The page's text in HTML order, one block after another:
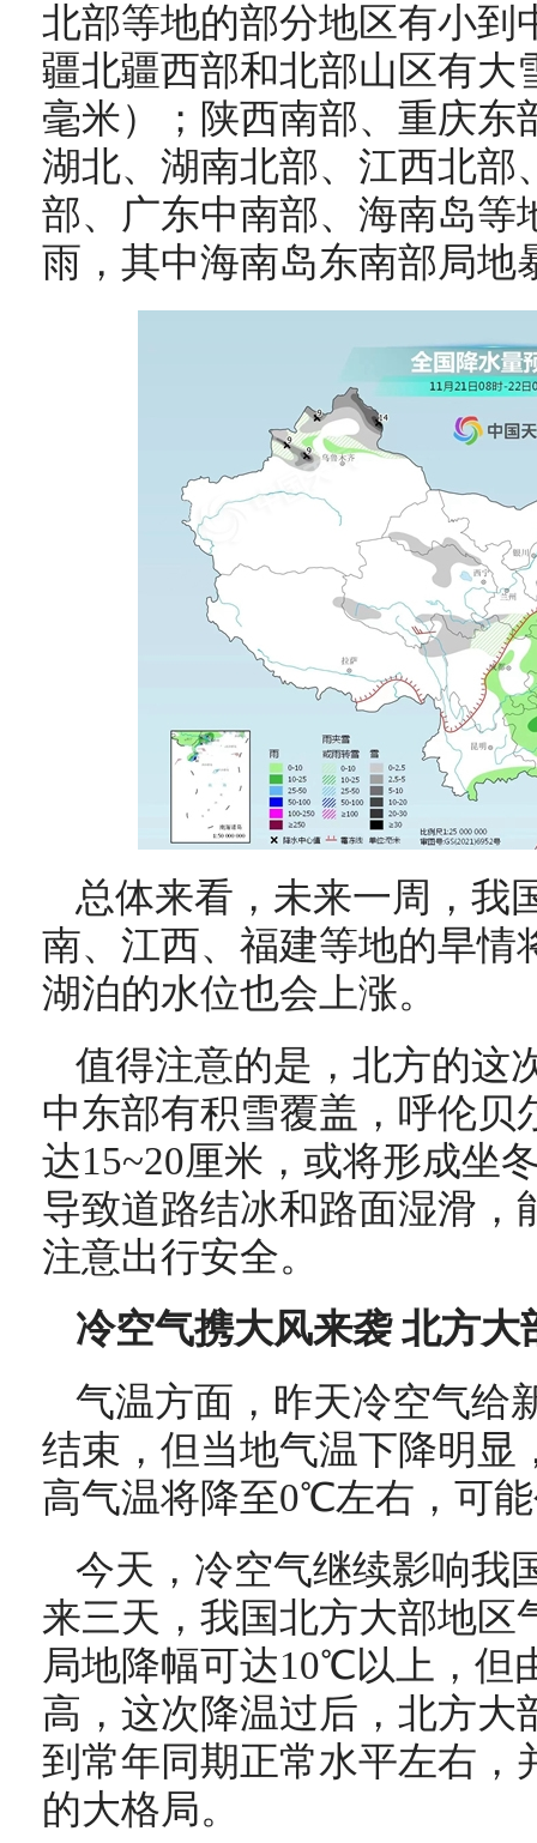
北部等地的部分地区有小到
疆北疆西部和北部山区有大
毫米）
； 陕西南部、 重庆东
湖北、湖南北部、江西北部
部、
广东中南部、海南岛等
雨 ， 其中海南岛东南部局地
总体来看，未来一周，我
南、江西、福建等地的旱情
湖泊的水位也会上涨。
值得注意的是，北方的这
中东部有积雪覆盖，呼伦贝
达15~20厘米，或将形成坐
导致道路结冰和路面湿滑，
注意出行安全。
冷空气携大风来袭 北方
气温方面，昨天冷空气给
结束，但当地气温下降明显
高气温将降至0℃左右，可
今天，冷空气继续影响我
来三天，我国北方大部地
局地降幅可达10℃以上，但
高，这次降温过后，北方大
到常年同期正常水平左右，
的大格局。